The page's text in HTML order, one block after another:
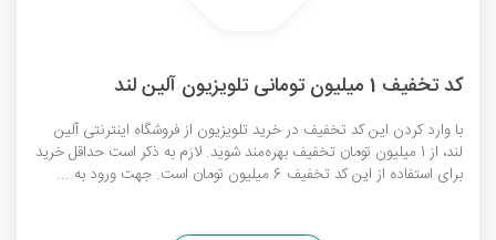
کد تخفیف 1 میلیون تومانی تلویزیون آلین لند
با وارد کردن این کد تخفیف در خرید تلویزیون از فروشگاه اینترنتی آلین
لند، از 1 میلیون تومان تخفیف بهره‌مند شوید. لازم به ذکر است حداقل خرید
برای استفاده از این کد تخفیف 6 میلیون تومان است. جهت ورود به ...